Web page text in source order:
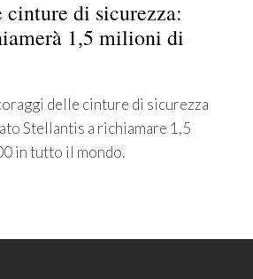
cinture di sicurezza:
1,5 milioni di
delle cinture di sicurezza
Stellantis a richiamare 1,5
in tutto il mondo.